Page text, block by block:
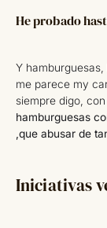
He probado
Y
me parece my
siempre digo,
hamburguesas
,que abusar de
Iniciativas